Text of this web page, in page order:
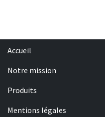
Accueil
Notre mission
Produits
Mentions légales